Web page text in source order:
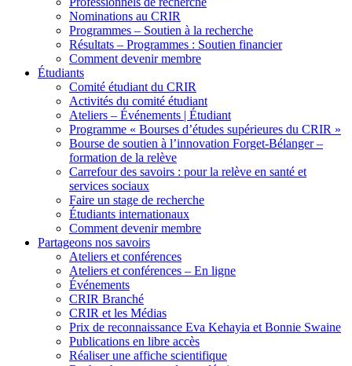
Nominations au CRIR
Programmes – Soutien à la recherche
Résultats – Programmes : Soutien financier
Comment devenir membre
Étudiants
Comité étudiant du CRIR
Activités du comité étudiant
Ateliers – Événements | Étudiant
Programme « Bourses d’études supérieures du CRIR »
Bourse de soutien à l’innovation Forget-Bélanger –
formation de la relève
Carrefour des savoirs : pour la relève en santé et
services sociaux
Faire un stage de recherche
Étudiants internationaux
Comment devenir membre
Partageons nos savoirs
Ateliers et conférences
Ateliers et conférences – En ligne
Événements
CRIR Branché
CRIR et les Médias
Prix de reconnaissance Eva Kehayia et Bonnie Swaine
Publications en libre accès
Réaliser une affiche scientifique